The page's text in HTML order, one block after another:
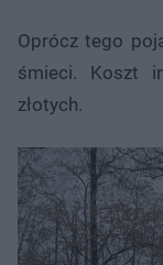
Oprócz tego
śmieci. Koszt
złotych.